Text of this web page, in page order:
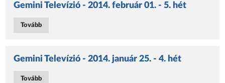
Gemini Televízió - 2014. február 01. - 5. hét
Tovább
Gemini Televízió - 2014. január 25. - 4. hét
Tovább